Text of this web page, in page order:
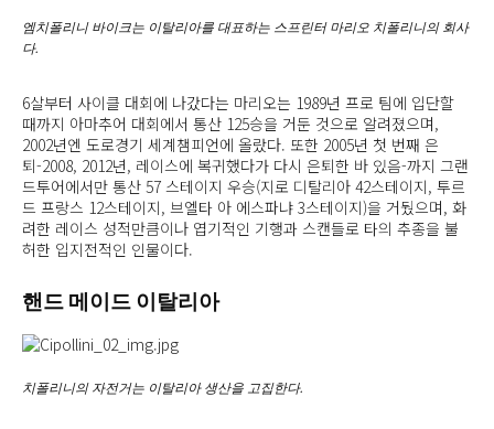
엠치폴리니 바이크는 이탈리아를 대표하는 스프린터 마리오 치폴리니의 회사
다.
6살부터 사이클 대회에 나갔다는 마리오는 1989년 프로 팀에 입단할
때까지 아마추어 대회에서 통산 125승을 거둔 것으로 알려졌으며,
2002년엔 도로경기 세계챔피언에 올랐다. 또한 2005년 첫 번째 은
퇴-2008, 2012년, 레이스에 복귀했다가 다시 은퇴한 바 있음-까지 그랜
드투어에서만 통산 57 스테이지 우승(지로 디탈리아 42스테이지, 투르
드 프랑스 12스테이지, 브엘타 아 에스파냐 3스테이지)을 거뒀으며, 화
려한 레이스 성적만큼이나 엽기적인 기행과 스캔들로 타의 추종을 불
허한 입지전적인 인물이다.
핸드 메이드 이탈리아
치폴리니의 자전거는 이탈리아 생산을 고집한다.